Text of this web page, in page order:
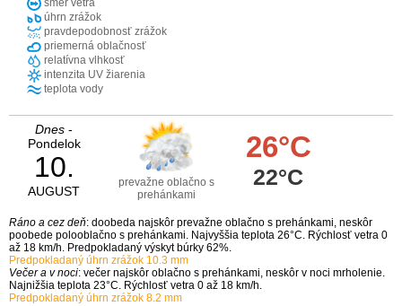
smer vetra
úhrn zrážok
pravdepodobnosť zrážok
priemerná oblačnosť
relatívna vlhkosť
intenzita UV žiarenia
teplota vody
Dnes -
Pondelok
10.
AUGUST
prevažne oblačno s
prehánkami
26°C
22°C
Ráno a cez deň: doobeda najskôr prevažne oblačno s prehánkami, neskôr
poobede polooblačno s prehánkami. Najvyššia teplota 26°C. Rýchlosť vetra 0
až 18 km/h. Predpokladaný výskyt búrky 62%.
Predpokladaný úhrn zrážok 10.3 mm
Večer a v noci: večer najskôr oblačno s prehánkami, neskôr v noci mrholenie.
Najnižšia teplota 23°C. Rýchlosť vetra 0 až 18 km/h.
Predpokladaný úhrn zrážok 8.2 mm